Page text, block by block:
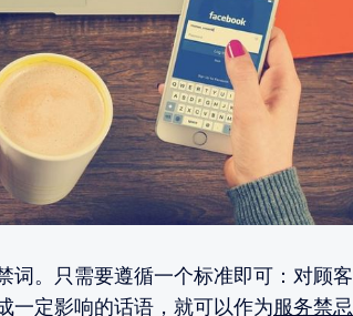
词。只需要遵循一个标准即可：对顾客
一定影响的话语，就可以作为服务禁忌